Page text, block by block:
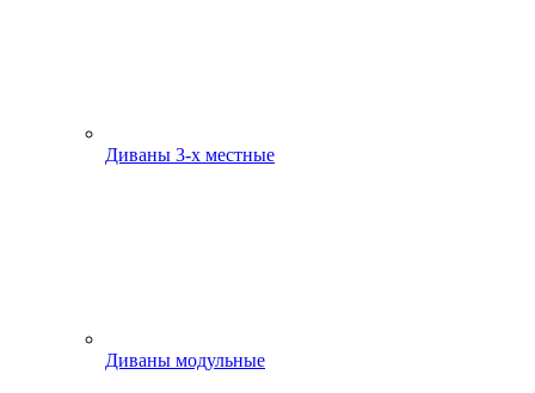
Диваны 3-х местные
Диваны модульные